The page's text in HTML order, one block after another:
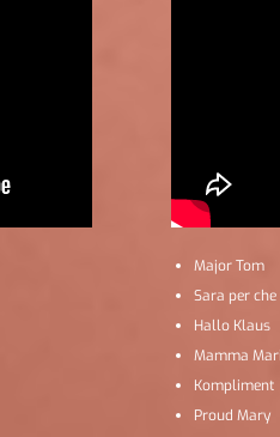
Major Tom
Sara per
Hallo Klaus
Mamma
Kompliment
Proud Mary